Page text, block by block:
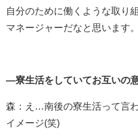
自分のために働くような取り
マネージャーだなと思います。
―寮生活をしていてお互いの
森：え…南後の寮生活って言
イメージ(笑)